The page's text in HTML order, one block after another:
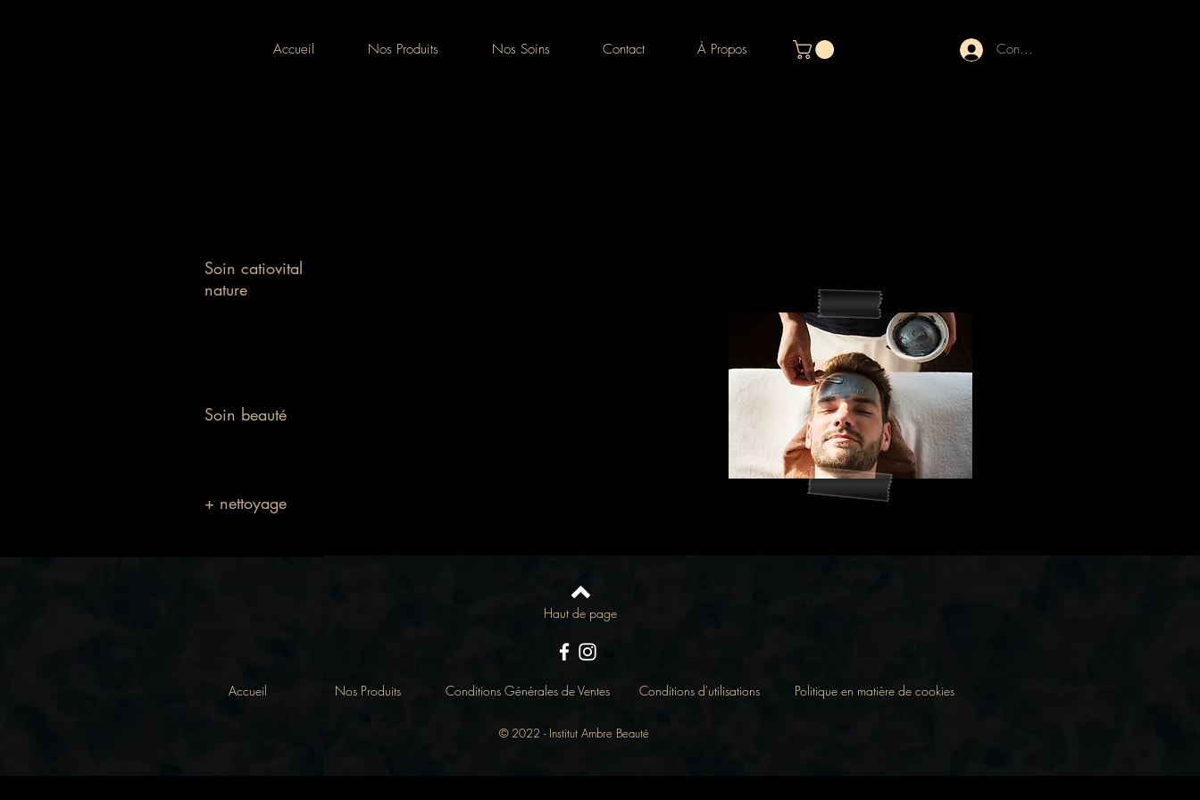
Accueil Nos Produits Nos Soins Contact À Propos Connexion
Soin catiovital
nature
Soin beauté
+ nettoyage
Haut de page
Accueil Nos Produits Conditions Générales de Ventes Conditions d'utilisations Politique en matière de cookies
© 2022 - Institut Ambre Beauté